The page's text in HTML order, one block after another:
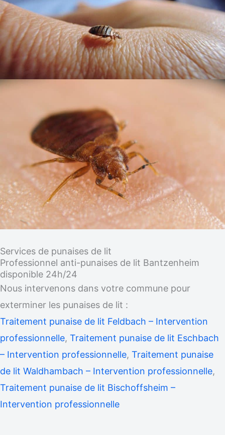
Services de punaises de lit
Professionnel anti-punaises de lit Bantzenheim
disponible 24h/24
Nous intervenons dans votre commune pour
exterminer les punaises de lit :
Traitement punaise de lit Feldbach – Intervention
professionnelle, Traitement punaise de lit Eschbach
– Intervention professionnelle, Traitement punaise
de lit Waldhambach – Intervention professionnelle,
Traitement punaise de lit Bischoffsheim –
Intervention professionnelle